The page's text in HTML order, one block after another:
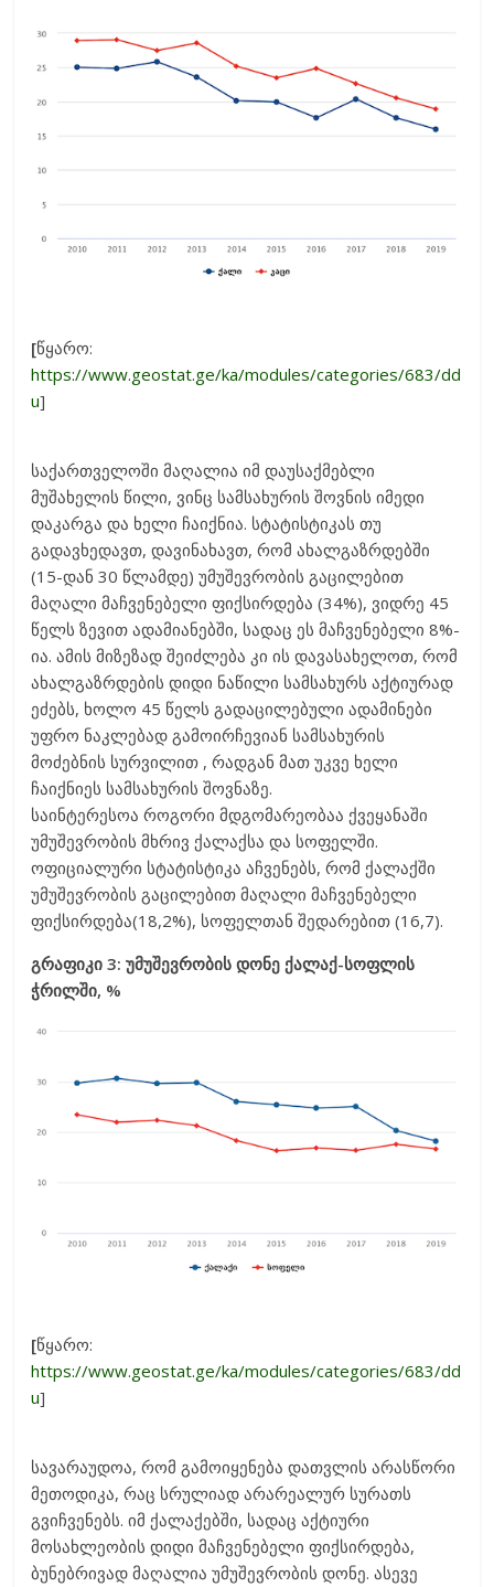
[წყარო:
https://www.geostat.ge/ka/modules/categories/683/dd
u]
საქართველოში მაღალია იმ დაუსაქმებლი
მუშახელის წილი, ვინც სამსახურის შოვნის იმედი
დაკარგა და ხელი ჩაიქნია. სტატისტიკას თუ
გადავხედავთ, დავინახავთ, რომ ახალგაზრდებში
(15-დან 30 წლამდე) უმუშევრობის გაცილებით
მაღალი მაჩვენებელი ფიქსირდება (34%), ვიდრე 45
წელს ზევით ადამიანებში, სადაც ეს მაჩვენებელი 8%-
ია. ამის მიზეზად შეიძლება კი ის დავასახელოთ, რომ
ახალგაზრდების დიდი ნაწილი სამსახურს აქტიურად
ეძებს, ხოლო 45 წელს გადაცილებული ადამინები
უფრო ნაკლებად გამოირჩევიან სამსახურის
მოძებნის სურვილით , რადგან მათ უკვე ხელი
ჩაიქნიეს სამსახურის შოვნაზე.
საინტერესოა როგორი მდგომარეობაა ქვეყანაში
უმუშევრობის მხრივ ქალაქსა და სოფელში.
ოფიციალური სტატისტიკა აჩვენებს, რომ ქალაქში
უმუშევრობის გაცილებით მაღალი მაჩვენებელი
ფიქსირდება(18,2%), სოფელთან შედარებით (16,7).
გრაფიკი 3: უმუშევრობის დონე ქალაქ-სოფლის
ჭრილში, %
[წყარო:
https://www.geostat.ge/ka/modules/categories/683/dd
u]
სავარაუდოა, რომ გამოიყენება დათვლის არასწორი
მეთოდიკა, რაც სრულიად არარეალურ სურათს
გვიჩვენებს. იმ ქალაქებში, სადაც აქტიური
მოსახლეობის დიდი მაჩვენებელი ფიქსირდება,
ბუნებრივად მაღალია უმუშევრობის დონე. ასევე